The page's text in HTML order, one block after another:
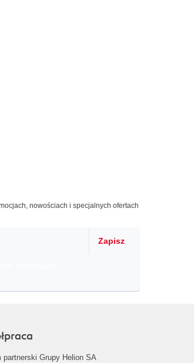
nowościach i specjalnych ofertach
Zapisz
partnerski Grupy Helion SA